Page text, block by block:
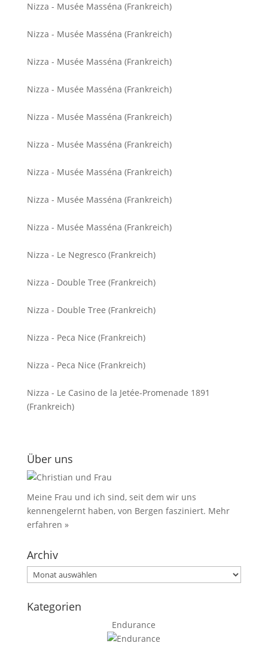
Nizza - Musée Masséna (Frankreich)
Nizza - Musée Masséna (Frankreich)
Nizza - Musée Masséna (Frankreich)
Nizza - Musée Masséna (Frankreich)
Nizza - Musée Masséna (Frankreich)
Nizza - Musée Masséna (Frankreich)
Nizza - Musée Masséna (Frankreich)
Nizza - Musée Masséna (Frankreich)
Nizza - Musée Masséna (Frankreich)
Nizza - Le Negresco (Frankreich)
Nizza - Double Tree (Frankreich)
Nizza - Double Tree (Frankreich)
Nizza - Peca Nice (Frankreich)
Nizza - Peca Nice (Frankreich)
Nizza - Le Casino de la Jetée-Promenade 1891
(Frankreich)
Über uns
Meine Frau und ich sind, seit dem wir uns
kennengelernt haben, von Bergen fasziniert. Mehr
erfahren »
Archiv
Archiv
Kategorien
Endurance